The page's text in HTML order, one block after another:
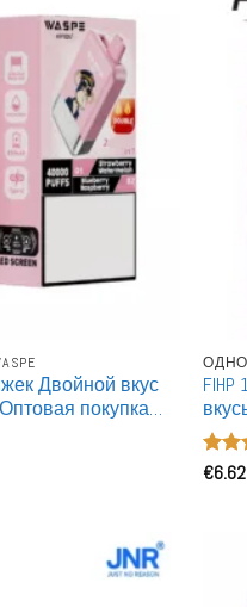
Двойной вкус
покупка
вейпы
€6.62